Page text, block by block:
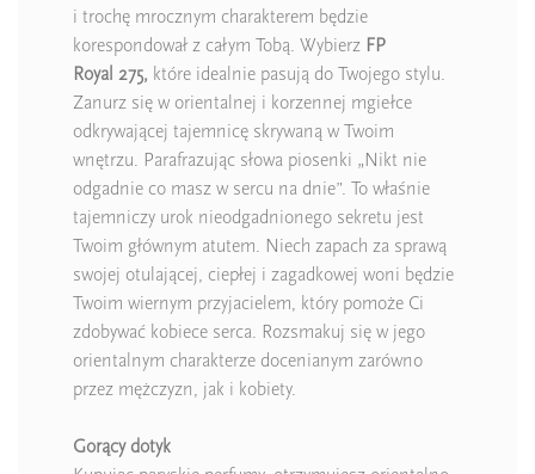
i trochę mrocznym charakterem będzie
korespondował z całym Tobą. Wybierz FP
Royal 275, które idealnie pasują do Twojego stylu.
Zanurz się w orientalnej i korzennej mgiełce
odkrywającej tajemnicę skrywaną w Twoim
wnętrzu. Parafrazując słowa piosenki „Nikt nie
odgadnie co masz w sercu na dnie”. To właśnie
tajemniczy urok nieodgadnionego sekretu jest
Twoim głównym atutem. Niech zapach za sprawą
swojej otulającej, ciepłej i zagadkowej woni będzie
Twoim wiernym przyjacielem, który pomoże Ci
zdobywać kobiece serca. Rozsmakuj się w jego
orientalnym charakterze docenianym zarówno
przez mężczyzn, jak i kobiety.
Gorący dotyk